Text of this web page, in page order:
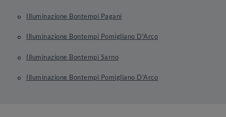
Illuminazione Bontempi Pagani
Illuminazione Bontempi Pomigliano D'Arco
Illuminazione Bontempi Sarno
Illuminazione Bontempi Pomigliano D'Arco